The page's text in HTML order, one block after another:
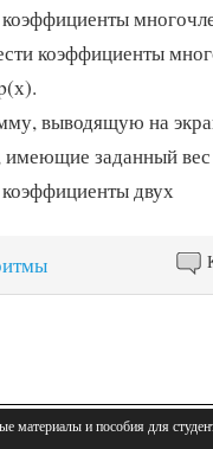
коэффициенты
коэффициенты
выводящую на
имеющие заданный
двух
материалы и пособия для